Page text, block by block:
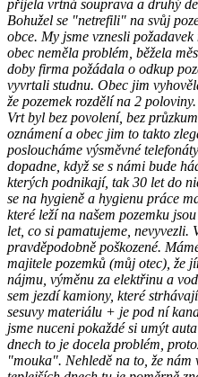
přijela vrtná souprava a druhý
Bohužel se "netrefili" na svůj
obce. My jsme vznesli
obec neměla problém, běžela
doby firma požádala o odkup
vyvrtali studnu. Obec jim
že pozemek rozdělí na 2
Vrt byl bez povolení, bez
oznámení a obec jim to takto
posloucháme výsměvné
dopadne, když se s námi bude
kterých podnikají, tak 30 let do
se na hygieně a hygienu práce
které leží na našem pozemku
let, co si pamatujeme, nevyvezli.
pravděpodobně poškozené.
majitele pozemků (můj otec), že
nájmu, výměnu za elektřinu a
sem jezdí kamiony, které
sesuvy materiálu + je pod ní
jsme nuceni pokaždé si umýt
dnech to je docela problém,
"mouka". Nehledě na to, že